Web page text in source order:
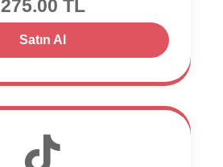
275.00 TL
Satın Al